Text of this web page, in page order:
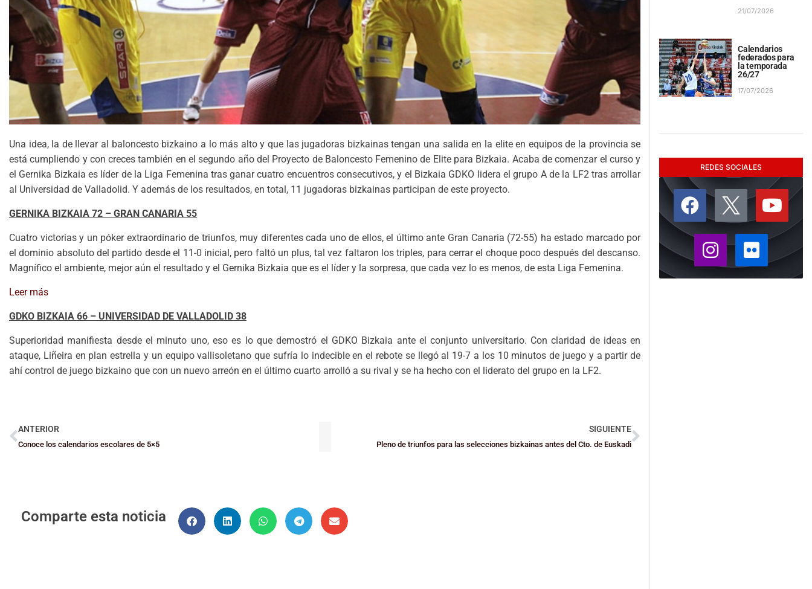
Una idea, la de llevar al baloncesto bizkaino a lo más alto y que las jugadoras bizkainas tengan una salida en la elite en equipos de la provincia se
está cumpliendo y con creces también en el segundo año del Proyecto de Baloncesto Femenino de Elite para Bizkaia. Acaba de comenzar el curso y
el Gernika Bizkaia es líder de la Liga Femenina tras ganar cuatro encuentros consecutivos, y el Bizkaia GDKO lidera el grupo A de la LF2 tras arrollar
al Universidad de Valladolid. Y además de los resultados, en total, 11 jugadoras bizkainas participan de este proyecto.
GERNIKA BIZKAIA 72 – GRAN CANARIA 55
Cuatro victorias y un póker extraordinario de triunfos, muy diferentes cada uno de ellos, el último ante Gran Canaria (72-55) ha estado marcado por
el dominio absoluto del partido desde el 11-0 inicial, pero faltó un plus, tal vez faltaron los triples, para cerrar el choque poco después del descanso.
Magnífico el ambiente, mejor aún el resultado y el Gernika Bizkaia que es el líder y la sorpresa, que cada vez lo es menos, de esta Liga Femenina.
Leer más
GDKO BIZKAIA 66 – UNIVERSIDAD DE VALLADOLID 38
Superioridad manifiesta desde el minuto uno, eso es lo que demostró el GDKO Bizkaia ante el conjunto universitario. Con claridad de ideas en
ataque, Liñeira en plan estrella y un equipo vallisoletano que sufría lo indecible en el rebote se llegó al 19-7 a los 10 minutos de juego y a partir de
ahí control de juego bizkaino que con un nuevo arreón en el último cuarto arrolló a su rival y se ha hecho con el liderato del grupo en la LF2.
ANTERIOR
Conoce los calendarios escolares de 5×5
SIGUIENTE
Pleno de triunfos para las selecciones bizkainas antes del Cto. de Euskadi
Comparte esta noticia
21/07/2026
Calendarios
federados para
la temporada
26/27
17/07/2026
REDES SOCIALES